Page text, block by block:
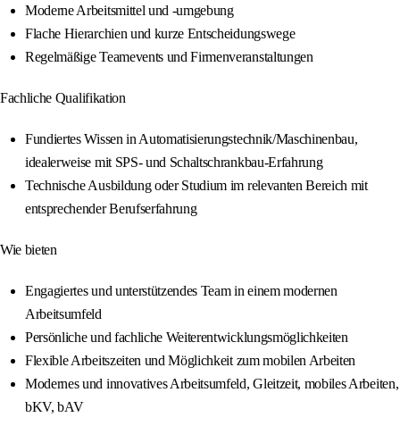
Moderne Arbeitsmittel und -umgebung
Flache Hierarchien und kurze Entscheidungswege
Regelmäßige Teamevents und Firmenveranstaltungen
Fachliche Qualifikation
Fundiertes Wissen in Automatisierungstechnik/Maschinenbau,
idealerweise mit SPS- und Schaltschrankbau-Erfahrung
Technische Ausbildung oder Studium im relevanten Bereich mit
entsprechender Berufserfahrung
Wie bieten
Engagiertes und unterstützendes Team in einem modernen
Arbeitsumfeld
Persönliche und fachliche Weiterentwicklungsmöglichkeiten
Flexible Arbeitszeiten und Möglichkeit zum mobilen Arbeiten
Modernes und innovatives Arbeitsumfeld, Gleitzeit, mobiles Arbeiten,
bKV, bAV